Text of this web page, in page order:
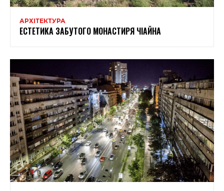
АРХІТЕКТУРА
ЕСТЕТИКА ЗАБУТОГО МОНАСТИРЯ ЧІАЙНА